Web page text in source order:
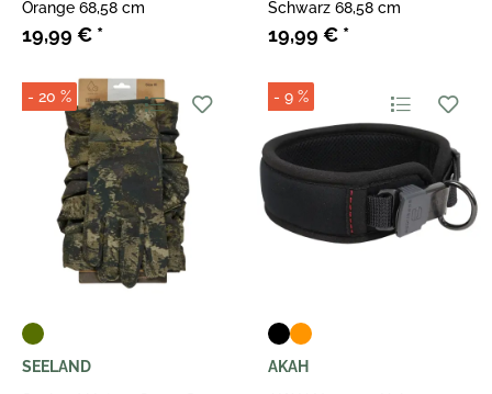
Orange 68,58 cm
19,99 € *
Schwarz 68,58 cm
19,99 € *
- 20 %
SEELAND
- 9 %
AKAH